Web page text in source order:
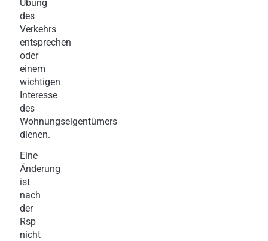
Übung
des
Verkehrs
entsprechen
oder
einem
wichtigen
Interesse
des
Wohnungseigentümers
dienen.
Eine
Änderung
ist
nach
der
Rsp
nicht